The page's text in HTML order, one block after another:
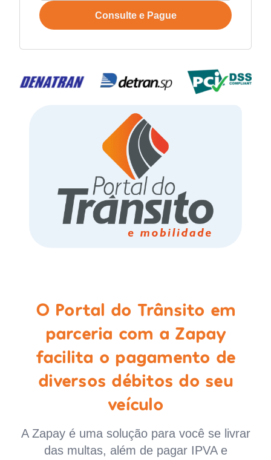
Consulte e Pague
O Portal do Trânsito em
parceria com a Zapay
facilita o pagamento de
diversos débitos do seu
veículo
A Zapay é uma solução para você se livrar
das multas, além de pagar IPVA e